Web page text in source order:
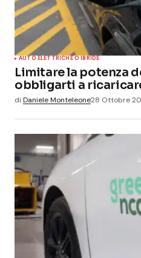
AUTO ELETTRICHE O IBRIDE
Limitare la potenza
obbligarti a
di Daniele Monteleone28 Ottobre